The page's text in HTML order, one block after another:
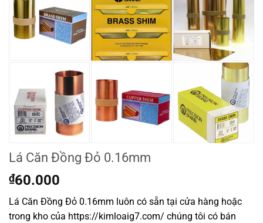
Lá Căn Đồng Đỏ 0.16mm
₫60.000
Lá Căn Đồng Đỏ 0.16mm luôn có sẵn tại cửa hàng hoặc
trong kho của https://kimloaig7.com/ chúng tôi có bán